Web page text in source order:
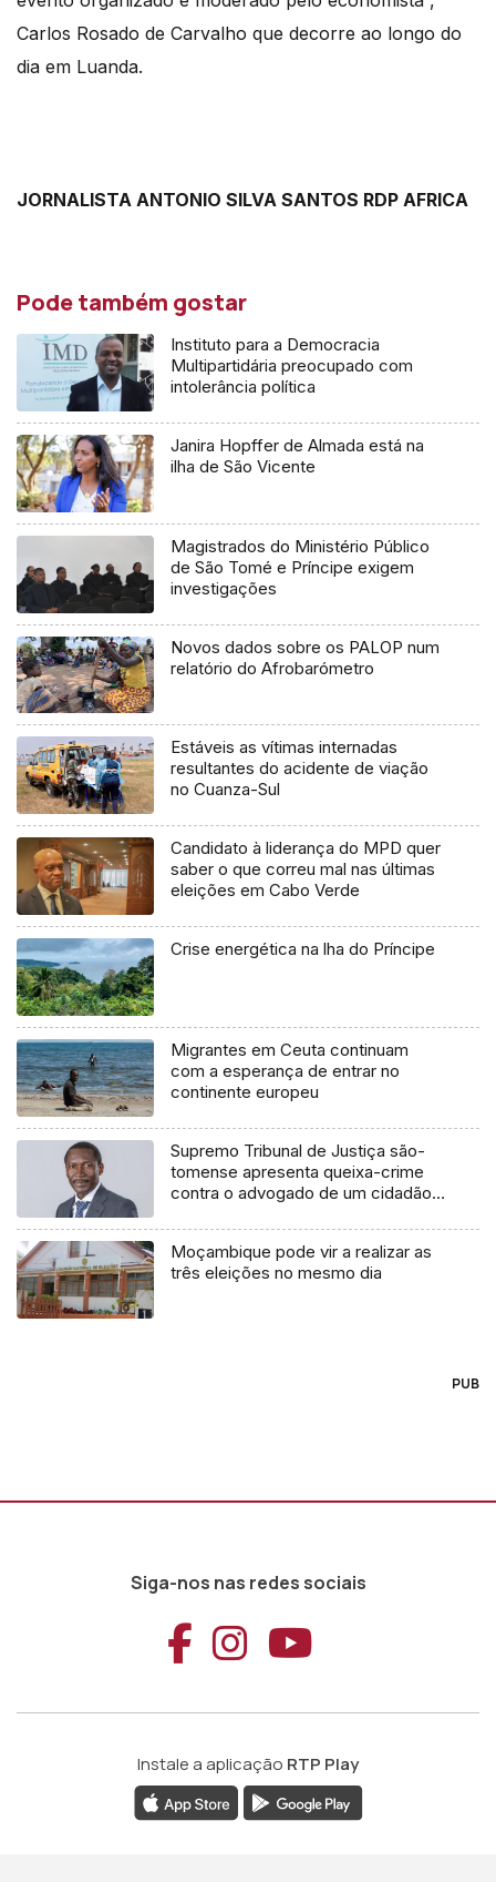
Carlos Rosado de Carvalho que decorre ao longo do
dia em Luanda.
JORNALISTA ANTONIO SILVA SANTOS RDP AFRICA
Pode também gostar
Instituto para a Democracia
Multipartidária preocupado com
intolerância política
Janira Hopffer de Almada está na
ilha de São Vicente
Magistrados do Ministério Público
de São Tomé e Príncipe exigem
investigações
Novos dados sobre os PALOP num
relatório do Afrobarómetro
Estáveis as vítimas internadas
resultantes do acidente de viação
no Cuanza-Sul
Candidato à liderança do MPD quer
saber o que correu mal nas últimas
eleições em Cabo Verde
Crise energética na lha do Príncipe
Migrantes em Ceuta continuam
com a esperança de entrar no
continente europeu
Supremo Tribunal de Justiça são-
tomense apresenta queixa-crime
contra o advogado de um cidadão
Moçambique pode vir a realizar as
três eleições no mesmo dia
PUB
Siga-nos nas redes sociais
Aceder ao
Aceder ao
Aceder
Instale a aplicação RTP Play